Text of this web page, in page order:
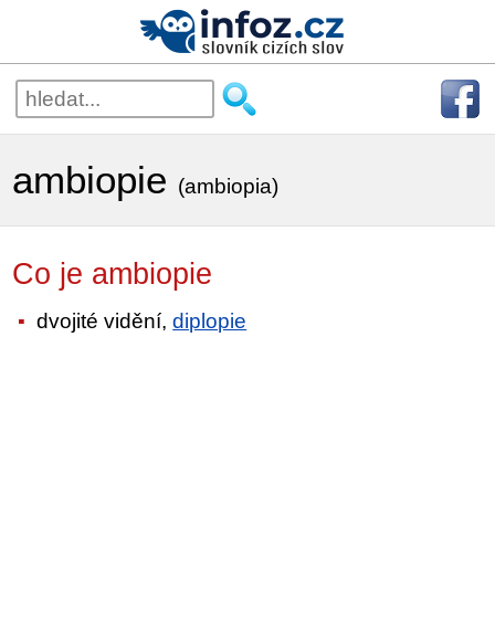
ambiopie (ambiopia)
Co je ambiopie
dvojité vidění,diplopie